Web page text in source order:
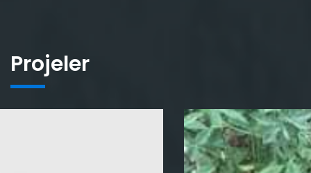
Projeler